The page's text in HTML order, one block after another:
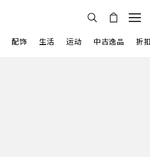
配饰 生活 运动 中古逸品 折